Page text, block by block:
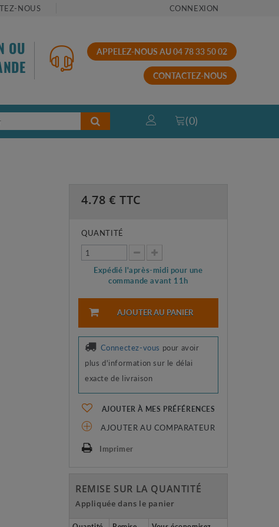
NOUS CONNEXION
OU
APPELEZ-NOUS AU 04 78 33 50 02
CONTACTEZ-NOUS
(0)
4.78 € TTC
QUANTITÉ
Expédié l'après-midi pour une
commande avant 11h
AJOUTER AU PANIER
Connectez-vous pour avoir
plus d'information sur le délai
exacte de livraison
AJOUTER À MES PRÉFÉRENCES
AJOUTER AU COMPARATEUR
Imprimer
REMISE SUR LA QUANTITÉ
Appliquée dans le panier